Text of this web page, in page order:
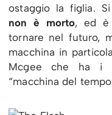
ostaggio la figlia.
non è morto, ed è
tornare nel futuro,
macchina in
Mcgee che ha i
“macchina del